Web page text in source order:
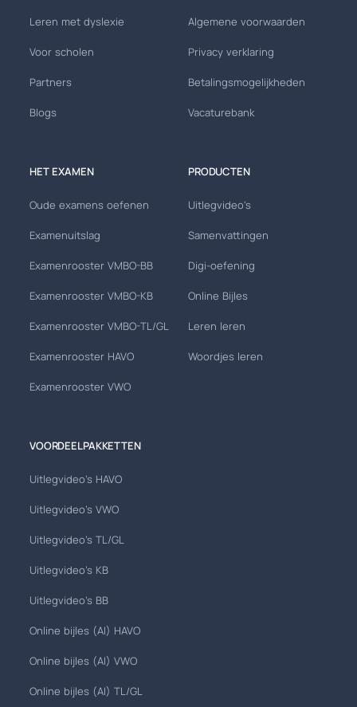
Leren met dyslexie
Voor scholen
Partners
Blogs
Algemene voorwaarden
Privacy verklaring
Betalingsmogelijkheden
Vacaturebank
HET EXAMEN
Oude examens oefenen
Examenuitslag
Examenrooster VMBO-BB
Examenrooster VMBO-KB
Examenrooster VMBO-TL/GL
Examenrooster HAVO
Examenrooster VWO
PRODUCTEN
Uitlegvideo's
Samenvattingen
Digi-oefening
Online Bijles
Leren leren
Woordjes leren
VOORDEELPAKKETTEN
Uitlegvideo's HAVO
Uitlegvideo's VWO
Uitlegvideo's TL/GL
Uitlegvideo's KB
Uitlegvideo's BB
Online bijles (AI) HAVO
Online bijles (AI) VWO
Online bijles (AI) TL/GL